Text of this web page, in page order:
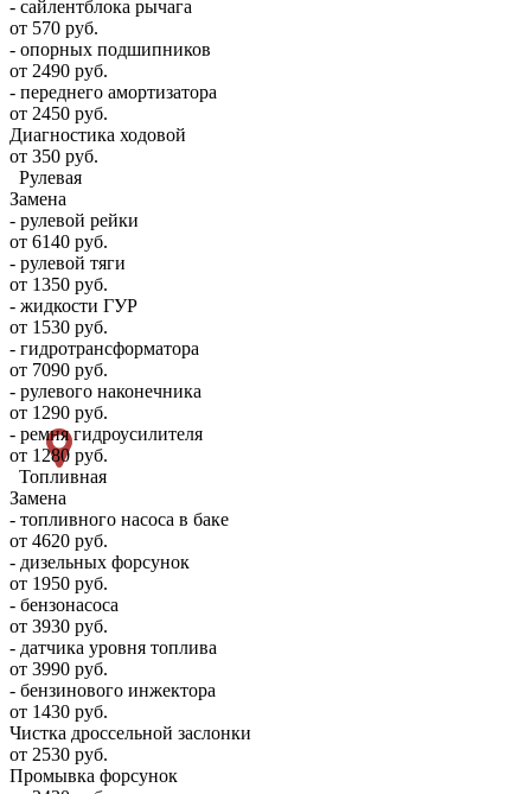
- сайлентблока рычага
от 570 руб.
- опорных подшипников
от 2490 руб.
- переднего амортизатора
от 2450 руб.
Диагностика ходовой
от 350 руб.
Рулевая
Замена
- рулевой рейки
от 6140 руб.
- рулевой тяги
от 1350 руб.
- жидкости ГУР
от 1530 руб.
- гидротрансформатора
от 7090 руб.
- рулевого наконечника
от 1290 руб.
- ремня гидроусилителя
от 1280 руб.
Топливная
Замена
- топливного насоса в баке
от 4620 руб.
- дизельных форсунок
от 1950 руб.
- бензонасоса
от 3930 руб.
- датчика уровня топлива
от 3990 руб.
- бензинового инжектора
от 1430 руб.
Чистка дроссельной заслонки
от 2530 руб.
Промывка форсунок